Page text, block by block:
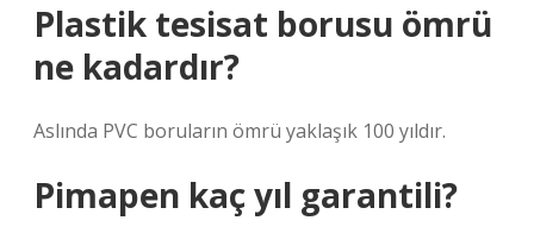
Plastik tesisat borusu ömrü
ne kadardır?
Aslında PVC boruların ömrü yaklaşık 100 yıldır.
Pimapen kaç yıl garantili?